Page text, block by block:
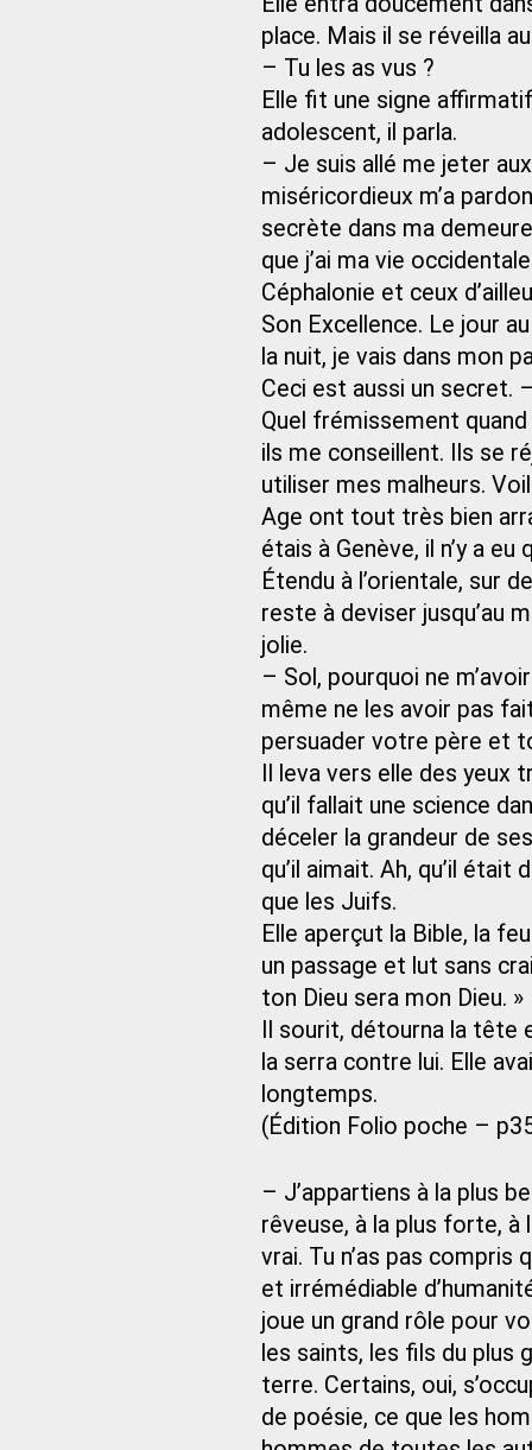
place. Mais il se réveilla
– Tu les as vus ?
Elle fit une signe
adolescent, il parla.
– Je suis allé me jeter
miséricordieux m’a
secrète dans ma
que j’ai ma vie
Céphalonie et ceux
Son Excellence. Le jour
la nuit, je vais dans mon
Ceci est aussi un secret.
Quel frémissement
ils me conseillent. Ils se
utiliser mes malheurs.
Age ont tout très bien
étais à Genève, il n’y a
Étendu à l’orientale, sur
reste à deviser jusqu’au
jolie.
– Sol, pourquoi ne
même ne les avoir pas
persuader votre père et
Il leva vers elle des yeux
qu’il fallait une science
déceler la grandeur de
qu’il aimait. Ah, qu’il
que les Juifs.
Elle aperçut la Bible, la
un passage et lut sans
ton Dieu sera mon Dieu. »
Il sourit, détourna la tête
la serra contre lui. Elle
longtemps.
(Édition Folio poche –
– J’appartiens à la plus
rêveuse, à la plus forte, à
vrai. Tu n’as pas
et irrémédiable
joue un grand rôle pour
les saints, les fils du plus
terre. Certains, oui,
de poésie, ce que les